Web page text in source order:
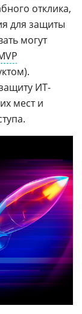
отклика,
для защиты
могут
ИТ-
мест и